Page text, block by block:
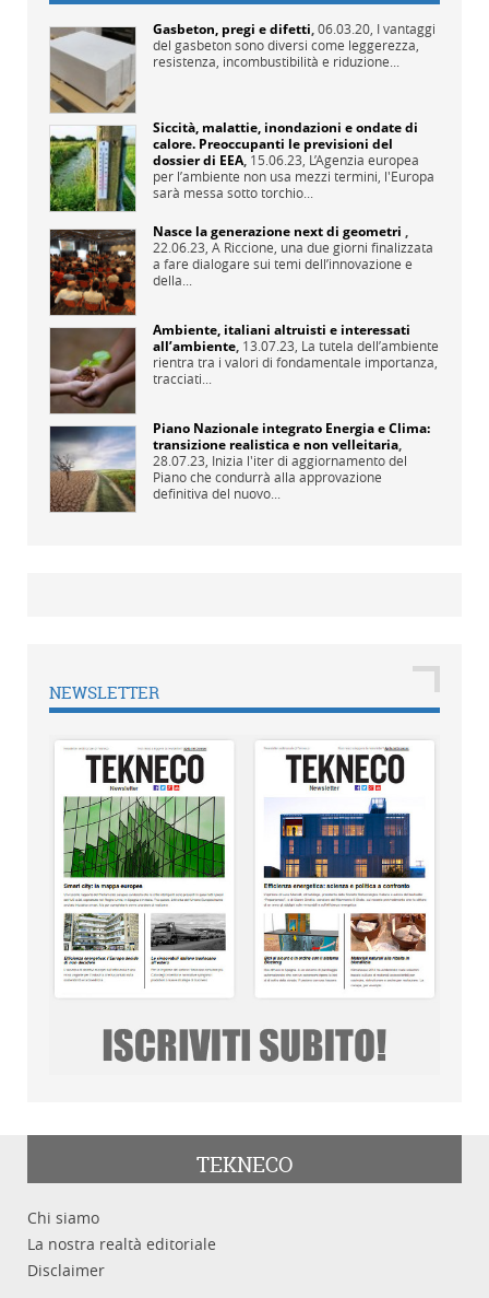
Gasbeton, pregi e difetti,06.03.20, I vantaggi
del gasbeton sono diversi come leggerezza,
resistenza, incombustibilità e riduzione...
Siccità, malattie, inondazioni e ondate di
calore. Preoccupanti le previsioni del
dossier di EEA, 15.06.23, L’Agenzia europea
per l’ambiente non usa mezzi termini, l'Europa
sarà messa sotto torchio...
Nasce la generazione next di geometri ,
22.06.23, A Riccione, una due giorni finalizzata
a fare dialogare sui temi dell’innovazione e
della...
Ambiente, italiani altruisti e interessati
all’ambiente, 13.07.23, La tutela dell’ambiente
rientra tra i valori di fondamentale importanza,
tracciati...
Piano Nazionale integrato Energia e Clima:
transizione realistica e non velleitaria,
28.07.23, Inizia l'iter di aggiornamento del
Piano che condurrà alla approvazione
definitiva del nuovo...
NEWSLETTER
TEKNECO
Chi siamo
La nostra realtà editoriale
Disclaimer